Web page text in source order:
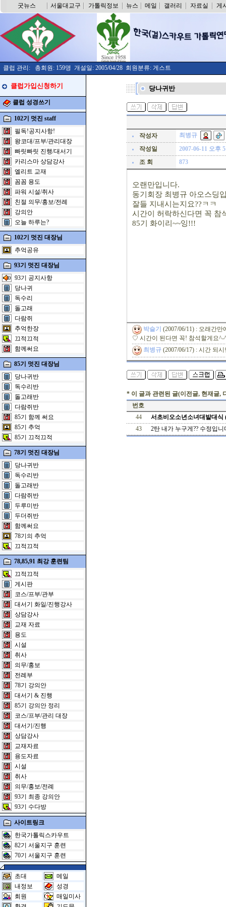
굿뉴스 서울대교구 가톨릭정보 뉴스 메일 갤러리 자료실 게
클럽 관리: 총회원: 159명 개설일: 2005/04/28 회원분류: 게스트
클럽가입신청하기
클럽 성경쓰기
102기 멋진 staff
필독!공지사항!
왕코대/프부/관리대장
빠릿빠릿 진행/대서기
카리스마 상담강사
엘리트 교재
꼼꼼 용도
파워 시설/취사
친절 의무/홍보/전례
강의안
오늘 하루는?
102기 멋진 대장님
추억공유
93기 멋진 대장님
93기 공지사항
당나귀
독수리
돌고래
다람쥐
추억한장
끄적끄적
함께써요
85기 멋진 대장님
당나귀반
독수리반
돌고래반
다람쥐반
85기 함께 써요
85기 추억
85기 끄적끄적
78기 멋진 대장님
당나귀반
독수리반
돌고래반
다람쥐반
두루미반
두더쥐반
함께써요
78기의 추억
끄적끄적
78,85,91 최강 훈련팀
끄적끄적
게시판
코스/프부/관부
대서기 화일/진행강사
상담강사
교재 자료
용도
시설
취사
의무/홍보
전례부
78기 강의안
대서기 & 진행
85기 강의안 정리
코스/프부/관리 대장
대서기/진행
상담강사
교재자료
용도자료
시설
취사
의무/홍보/전례
93기 최종 강의안
93기 수다방
사이트링크
한국가톨릭스카우트
82기 서울지구 훈련
70기 서울지구 훈련
초대
메일
내정보
성경
회원
매일미사
당나귀반
작성자
최병규
작성일
2007-06-11 오후
조 회
873
오랜만입니다.
동기회장 최병규 아오스딩
잘들 지내시는지요??ㅋㅋ
시간이 허락하신다면 꼭 참
85기 화이리~~잉!!!
박슬기 (2007/06/11) : 오래간
♡ 시간이 된다면 꼭! 참석할게요^-
최병규(2007/06/17) : 시간 되
* 이 글과 관련된 글(이전글, 현재글,
번호
44
서초비오소년소녀대발대식
43
2탄 내가 누구게?? 수정입